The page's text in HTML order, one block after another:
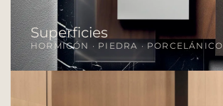
Superficies
HORMIGÓN · PIEDRA · PORCELÁNICO